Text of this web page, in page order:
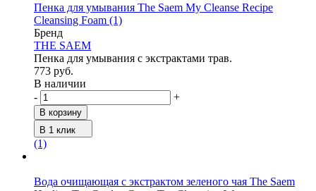
Пенка для умывания The Saem My Cleanse Recipe
Cleansing Foam (1)
Бренд
THE SAEM
Пенка для умывания с экстрактами трав.
773 руб.
В наличии
-
+
В корзину
В 1 клик
(1)
Вода очищающая с экстрактом зеленого чая The Saem